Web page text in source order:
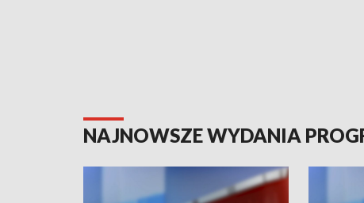
NAJNOWSZE WYDANIA